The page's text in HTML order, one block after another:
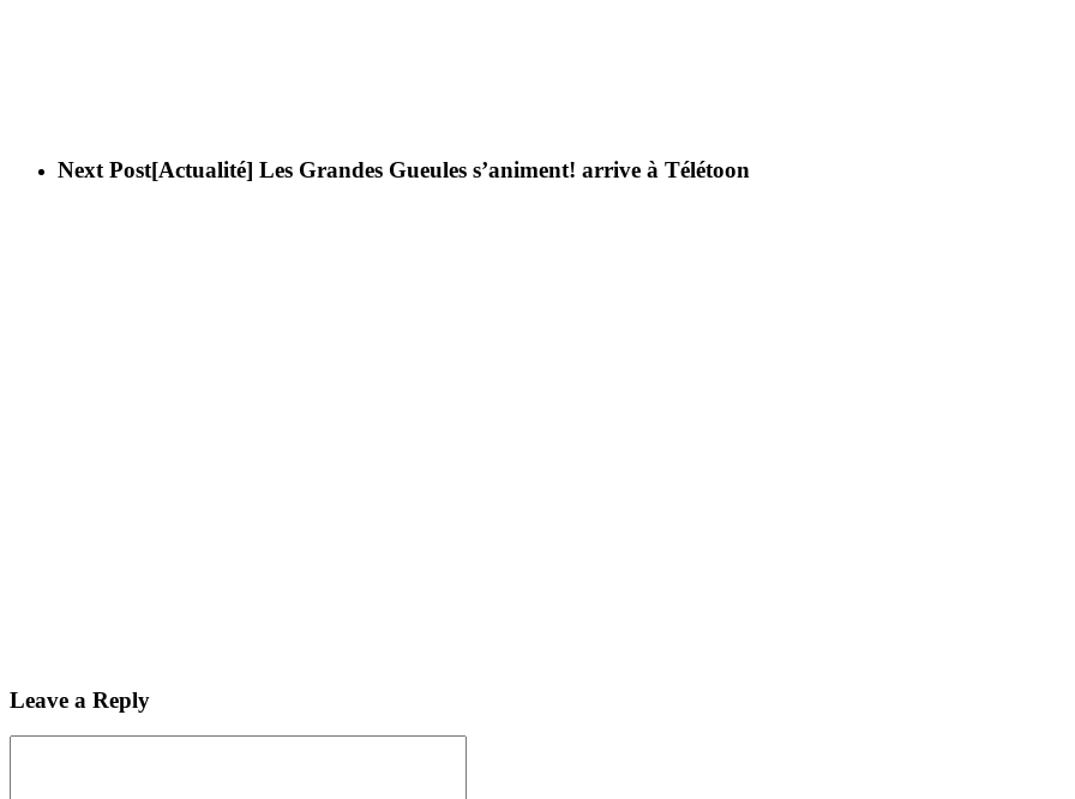
Next Post[Actualité] Les Grandes Gueules s’animent! arrive à Télétoon
Leave a Reply